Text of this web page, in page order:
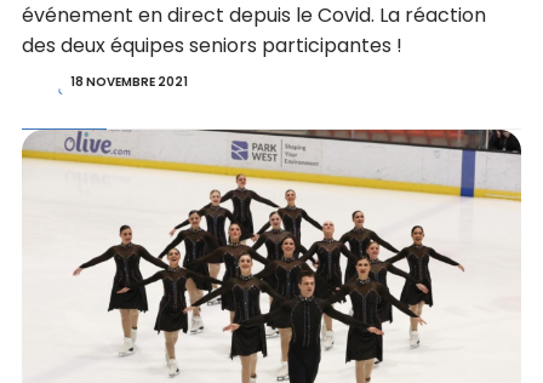
événement en direct depuis le Covid. La réaction
des deux équipes seniors participantes !
18 NOVEMBRE 2021